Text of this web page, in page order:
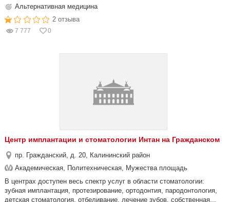
Альтернативная медицина
2 отзыва
7 777 0
Центр имплантации и стоматологии Интан на Гражданском
пр. Гражданский, д. 20, Калининский район
Академическая, Политехническая, Мужества площадь
В центрах доступен весь спектр услуг в области стоматологии:
зубная имплантация, протезирование, ортодонтия, пародонтология,
детская стоматология, отбеливание, лечение зубов, собственная...